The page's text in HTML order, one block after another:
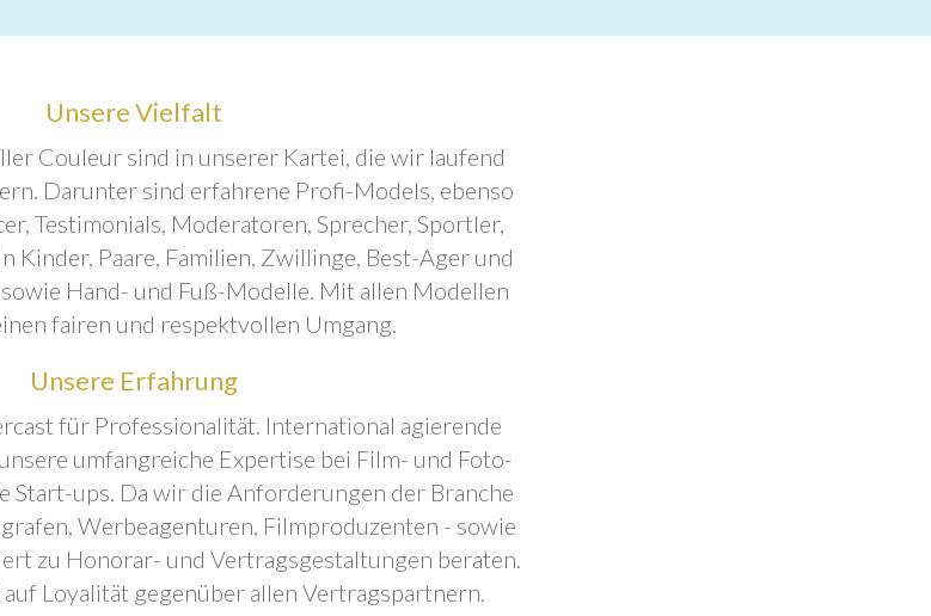
Unsere Vielfalt
Couleur sind in unserer Kartei, die wir laufend
Darunter sind erfahrene Profi-Models, ebenso
Testimonials, Moderatoren, Sprecher, Sportler,
Kinder, Paare, Familien, Zwillinge, Best-Ager und
Hand- und Fuß-Modelle. Mit allen Modellen
fairen und respektvollen Umgang.
Unsere Erfahrung
für Professionalität. International agierende
umfangreiche Expertise bei Film- und Foto-
Start-ups. Da wir die Anforderungen der Branche
Werbeagenturen, Filmproduzenten - sowie
zu Honorar- und Vertragsgestaltungen beraten.
Loyalität gegenüber allen Vertragspartnern.